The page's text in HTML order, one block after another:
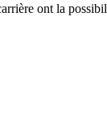
ont la